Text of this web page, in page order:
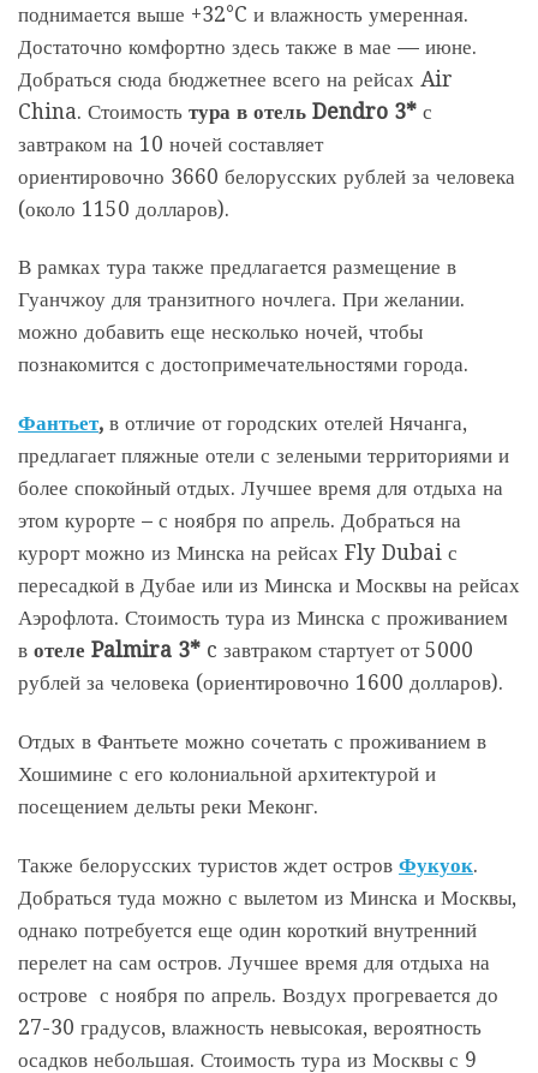
поднимается выше +32°C и влажность умеренная.
Достаточно комфортно здесь также в мае — июне.
Добраться сюда бюджетнее всего на рейсах Air
China. Стоимость тура в отель Dendro 3* с
завтраком на 10 ночей составляет
ориентировочно 3660 белорусских рублей за человека
(около 1150 долларов).
В рамках тура также предлагается размещение в
Гуанчжоу для транзитного ночлега. При желании.
можно добавить еще несколько ночей, чтобы
познакомится с достопримечательностями города.
Фантьет, в отличие от городских отелей Нячанга,
предлагает пляжные отели с зелеными территориями и
более спокойный отдых. Лучшее время для отдыха на
этом курорте – с ноября по апрель. Добраться на
курорт можно из Минска на рейсах Fly Dubai с
пересадкой в Дубае или из Минска и Москвы на рейсах
Аэрофлота. Стоимость тура из Минска с проживанием
в отеле Palmira 3* c завтраком стартует от 5000
рублей за человека (ориентировочно 1600 долларов).
Отдых в Фантьете можно сочетать с проживанием в
Хошимине с его колониальной архитектурой и
посещением дельты реки Меконг.
Также белорусских туристов ждет остров Фукуок.
Добраться туда можно с вылетом из Минска и Москвы,
однако потребуется еще один короткий внутренний
перелет на сам остров. Лучшее время для отдыха на
острове с ноября по апрель. Воздух прогревается до
27-30 градусов, влажность невысокая, вероятность
осадков небольшая. Стоимость тура из Москвы с 9